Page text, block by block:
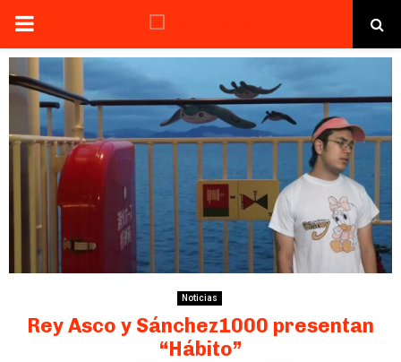
PRIMARY
MENU
Noticias
Rey Asco y Sánchez1000 presentan
“Hábito”